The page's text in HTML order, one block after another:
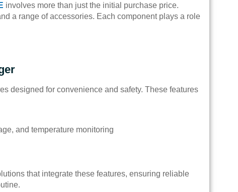
involves more than just the initial purchase price.
a range of accessories. Each component plays a role
designed for convenience and safety. These features
and temperature monitoring
that integrate these features, ensuring reliable